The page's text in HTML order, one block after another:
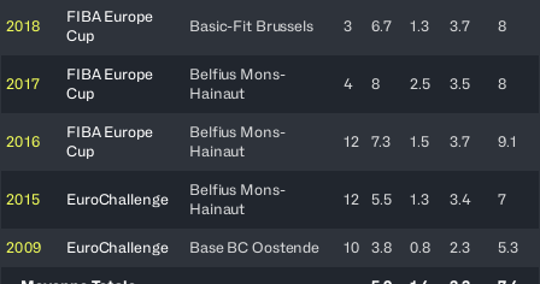
2018
FIBA Europe
Cup
Basic-Fit Brussels 3 6.7 1.3 3.7 8
2017
FIBA Europe
Cup
Belfius Mons-
Hainaut
4 8 2.5 3.5 8
2016
FIBA Europe
Cup
Belfius Mons-
Hainaut
12 7.3 1.5 3.7 9.1
2015 EuroChallenge
Belfius Mons-
Hainaut
12 5.5 1.3 3.4 7
2009 EuroChallenge Base BC Oostende 10 3.8 0.8 2.3 5.3